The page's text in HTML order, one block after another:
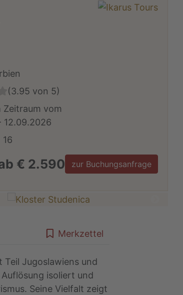
(3.95 von 5)
Zeitraum vom
12.09.2026
16
€ 2.590 zur Buchungsanfrage
Merkzettel
Teil Jugoslawiens und
isoliert und
Seine Vielfalt zeigt